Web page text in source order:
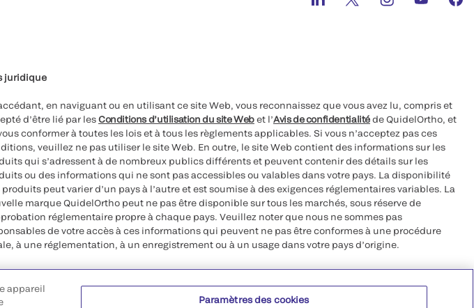
juridique
en naviguant ou en utilisant ce site Web, vous reconnaissez que vous avez lu, compris et
d’être lié par lesConditions d’utilisation du site Webet l’Avis de confidentialitéde QuidelOrtho, et
conformer à toutes les lois et à tous les règlements applicables. Si vous n’acceptez pas ces
veuillez ne pas utiliser le site Web. En outre, le site Web contient des informations sur les
qui s’adressent à de nombreux publics différents et peuvent contenir des détails sur les
ou des informations qui ne sont pas accessibles ou valables dans votre pays. La disponibilité
produits peut varier d’un pays à l’autre et est soumise à des exigences réglementaires variables. La
marque QuidelOrtho peut ne pas être disponible sur tous les marchés, sous réserve de
réglementaire propre à chaque pays. Veuillez noter que nous ne sommes pas
de votre accès à ces informations qui peuvent ne pas être conformes à une procédure
à une réglementation, à un enregistrement ou à un usage dans votre pays d’origine.
QuidelOrtho Corporation. Tous droits réservés.
Corporation
appareil
Paramètres des cookies